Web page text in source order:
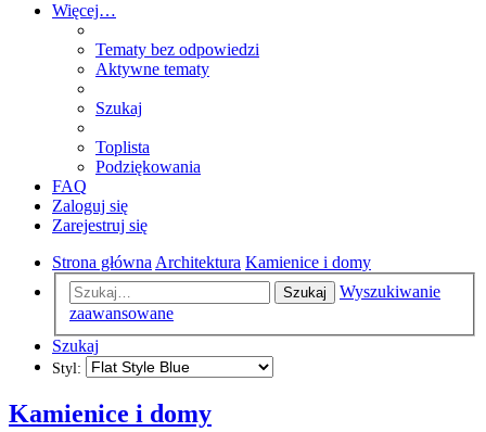
Więcej…
Tematy bez odpowiedzi
Aktywne tematy
Szukaj
Toplista
Podziękowania
FAQ
Zaloguj się
Zarejestruj się
Strona główna Architektura Kamienice i domy
Szukaj
Wyszukiwanie
zaawansowane
Szukaj
Styl:
Kamienice i domy